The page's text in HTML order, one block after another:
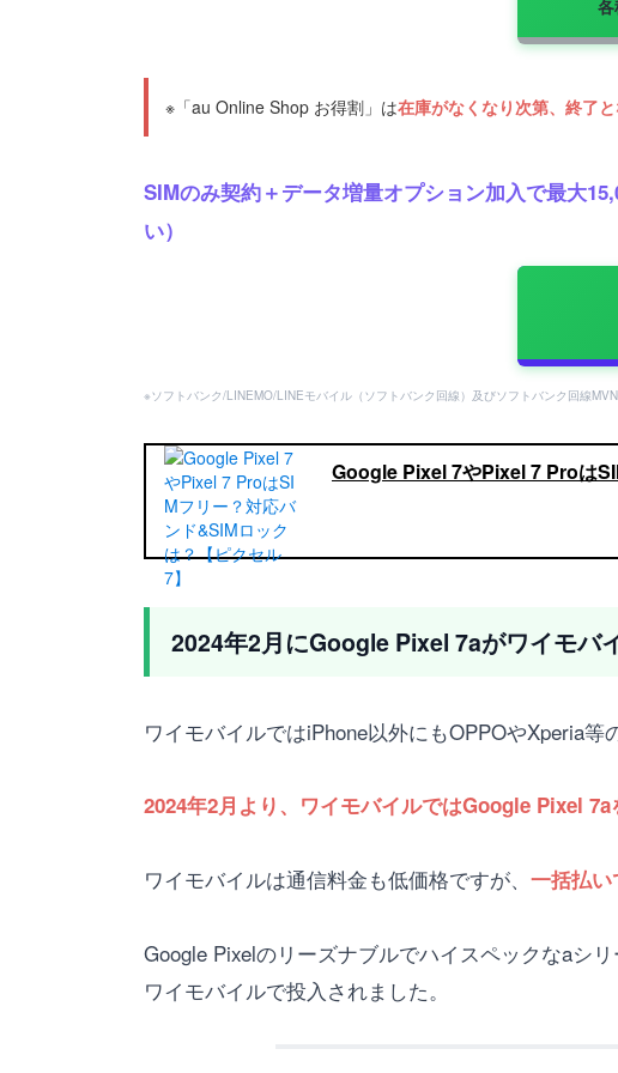
※「au Online Shop お得割」は在庫がなくなり次第、終了と
SIMのみ契約＋データ増量オプション加入で最大
い）
※ソフトバンク/LINEMO/LINEモバイル（ソフトバンク回線）及びソフトバンク回線
Google Pixel 7やPixel 7 Proは
2024年2月にGoogle Pixel 7aがワイモバ
ワイモバイルではiPhone以外にもOPPOやXperia
2024年2月より、ワイモバイルではGoogle Pixel 7a
ワイモバイルは通信料金も低価格ですが、 一括払い
Google Pixelのリーズナブルでハイスペックなaシ
ワイモバイルで投入されました。